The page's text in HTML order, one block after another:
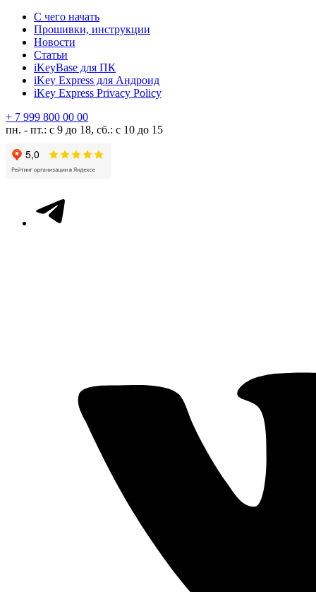
С чего начать
Прошивки, инструкции
Новости
Статьи
iKeyBase для ПК
iKey Express для Андроид
iKey Express Privacy Policy
+ 7 999 800 00 00
пн. - пт.: с 9 до 18, сб.: с 10 до 15